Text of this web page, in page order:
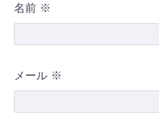
名前 ※
メール ※